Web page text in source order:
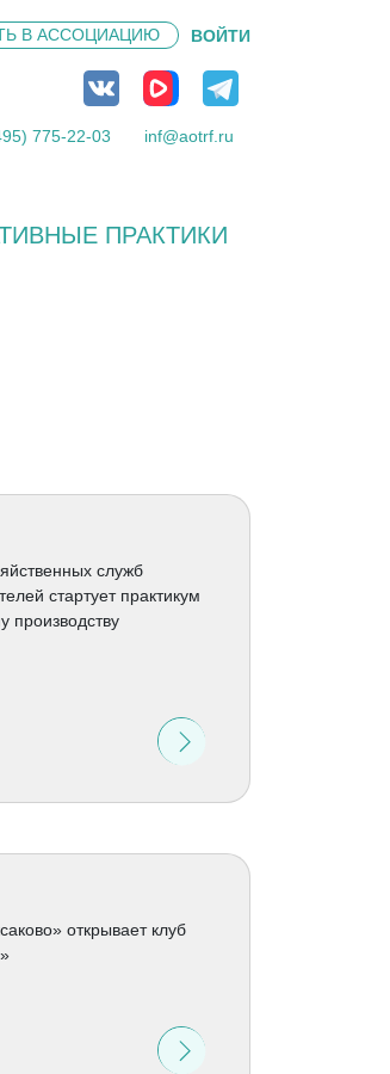
В АССОЦИАЦИЮ ВОЙТИ
775-22-03 inf@aotrf.ru
ПРАКТИКИ
служб
стартует практикум
производству
открывает клуб